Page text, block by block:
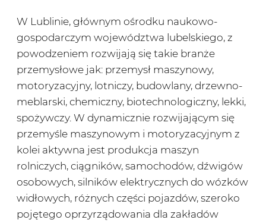
W Lublinie, głównym ośrodku naukowo-
gospodarczym województwa lubelskiego, z
powodzeniem rozwijają się takie branże
przemysłowe jak: przemysł maszynowy,
motoryzacyjny, lotniczy, budowlany, drzewno-
meblarski, chemiczny, biotechnologiczny, lekki,
spożywczy. W dynamicznie rozwijającym się
przemyśle maszynowym i motoryzacyjnym z
kolei aktywna jest produkcja maszyn
rolniczych, ciągników, samochodów, dźwigów
osobowych, silników elektrycznych do wózków
widłowych, różnych części pojazdów, szeroko
pojętego oprzyrządowania dla zakładów